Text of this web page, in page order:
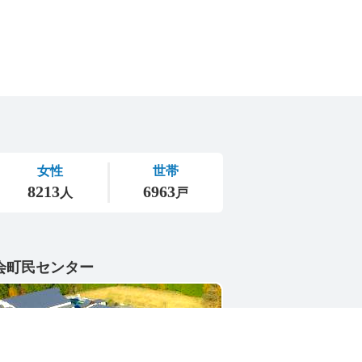
町民センター